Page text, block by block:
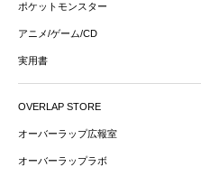
ポケットモンスター
アニメ/ゲーム/CD
実用書
OVERLAP STORE
オーバーラップ広報室
オーバーラップラボ